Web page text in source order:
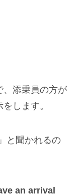
、添乗員の方が
します。
と聞かれるの
an arrival